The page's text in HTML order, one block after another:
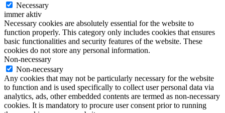
Necessary
immer aktiv
Necessary cookies are absolutely essential for the website to
function properly. This category only includes cookies that ensures
basic functionalities and security features of the website. These
cookies do not store any personal information.
Non-necessary
Non-necessary
Any cookies that may not be particularly necessary for the website
to function and is used specifically to collect user personal data via
analytics, ads, other embedded contents are termed as non-necessary
cookies. It is mandatory to procure user consent prior to running